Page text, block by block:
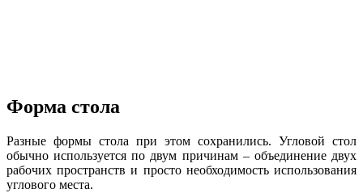
Форма стола
Разные формы стола при этом сохранились. Угловой стол
обычно используется по двум причинам – объединение двух
рабочих пространств и просто необходимость использования
углового места.